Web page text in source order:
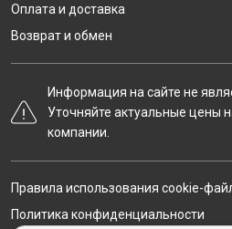
Оплата и доставка
Возврат и обмен
Информация на сайте не
Уточняйте актуальные цены
компании.
Правила использования cookie-
Политика конфиденциальности